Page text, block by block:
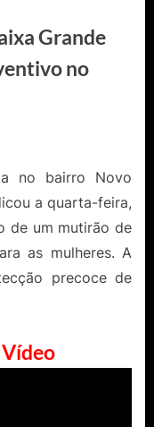
Grande
no
no bairro Novo
a quarta-feira,
de um mutirão de
as mulheres. A
precoce de